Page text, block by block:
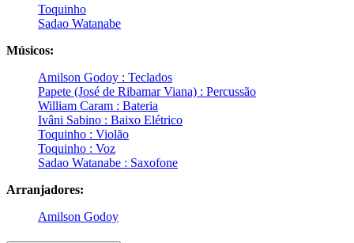
Toquinho
Sadao Watanabe
Músicos:
Amilson Godoy : Teclados
Papete (José de Ribamar Viana) : Percussão
William Caram : Bateria
Ivâni Sabino : Baixo Elétrico
Toquinho : Violão
Toquinho : Voz
Sadao Watanabe : Saxofone
Arranjadores:
Amilson Godoy